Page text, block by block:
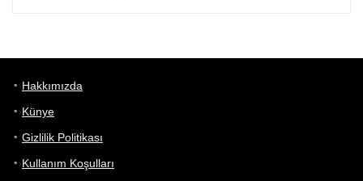
Hakkımızda
Künye
Gizlilik Politikası
Kullanım Koşulları